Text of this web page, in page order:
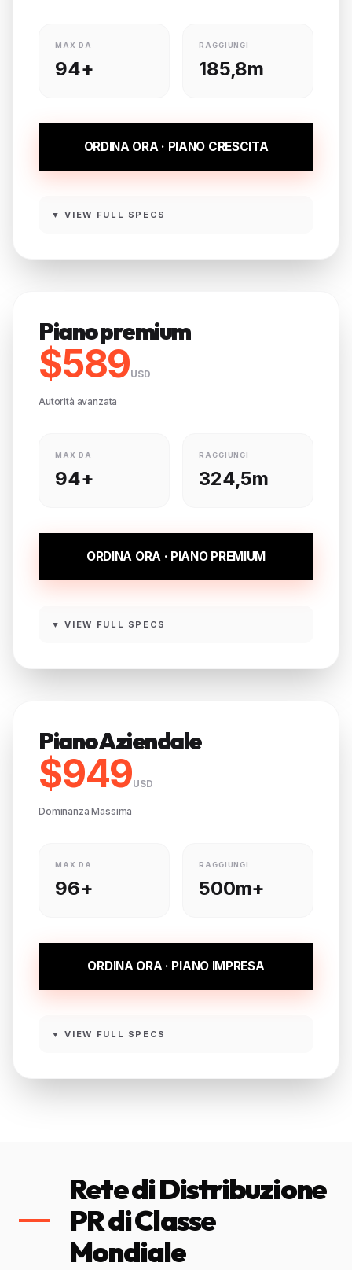
MAX DA
94+
RAGGIUNGI
185,8m
ORDINA ORA · PIANO CRESCITA
▼ VIEW FULL SPECS
Piano premium
$589USD
Autorità avanzata
MAX DA
94+
RAGGIUNGI
324,5m
ORDINA ORA · PIANO PREMIUM
▼ VIEW FULL SPECS
Piano Aziendale
$949USD
Dominanza Massima
MAX DA
96+
RAGGIUNGI
500m+
ORDINA ORA · PIANO IMPRESA
▼ VIEW FULL SPECS
Rete di Distribuzione
PR di Classe
Mondiale